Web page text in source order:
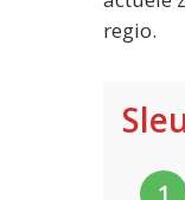
regio.
1